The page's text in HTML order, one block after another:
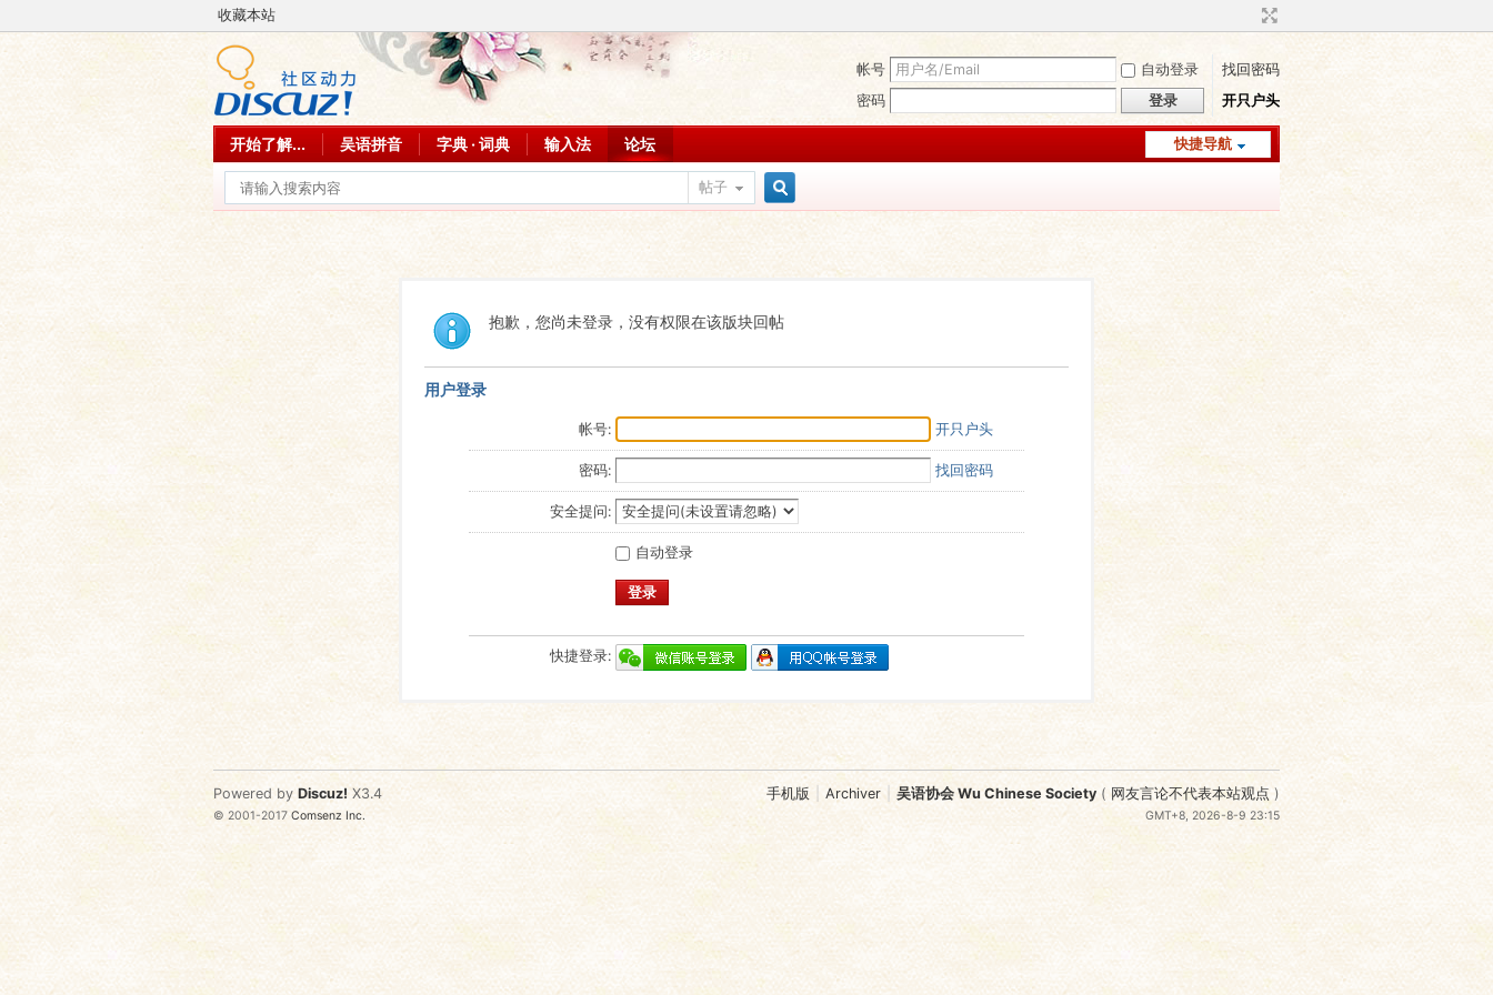
收藏本站
帐号 自动登录
找回密码
密码
登录 开只户头
快捷导航
开始了解... 吴语拼音 字典 · 词典 输入法 论坛
帖子
索
抱歉，您尚未登录，没有权限在该版块回帖
用户登录
帐号: 开只户头
密码: 找回密码
安全提问:
自动登录
登录
快捷登录:
手机版 Archiver 吴语协会 Wu Chinese Society ( 网友言论不代表本站观点 )
GMT+8, 2026-8-9 23:15
Powered by Discuz! X3.4
© 2001-2017Comsenz Inc.